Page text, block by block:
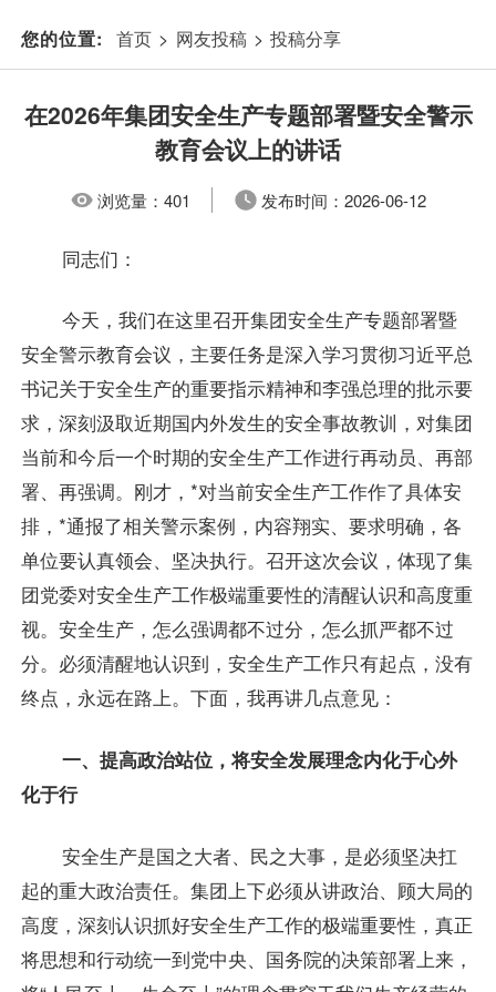
您的位置: 首页 > 网友投稿 > 投稿分享
在2026年集团安全生产专题部署暨安全警示
教育会议上的讲话
浏览量：401 发布时间： 2026-06-12
同志们：
今天，我们在这里召开集团安全生产专题部署暨
安全警示教育会议，主要任务是深入学习贯彻习近平总
书记关于安全生产的重要指示精神和李强总理的批示要
求，深刻汲取近期国内外发生的安全事故教训，对集团
当前和今后一个时期的安全生产工作进行再动员、再部
署、再强调。刚才，*对当前安全生产工作作了具体安
排，*通报了相关警示案例，内容翔实、要求明确，各
单位要认真领会、坚决执行。召开这次会议，体现了集
团党委对安全生产工作极端重要性的清醒认识和高度重
视。安全生产，怎么强调都不过分，怎么抓严都不过
分。必须清醒地认识到，安全生产工作只有起点，没有
终点，永远在路上。下面，我再讲几点意见：
一、提高政治站位，将安全发展理念内化于心外
化于行
安全生产是国之大者、民之大事，是必须坚决扛
起的重大政治责任。集团上下必须从讲政治、顾大局的
高度，深刻认识抓好安全生产工作的极端重要性，真正
将思想和行动统一到党中央、国务院的决策部署上来，